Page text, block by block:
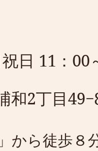
日 11：00
和2丁目
から徒歩８